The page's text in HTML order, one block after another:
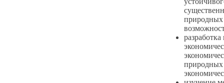
природных
природных